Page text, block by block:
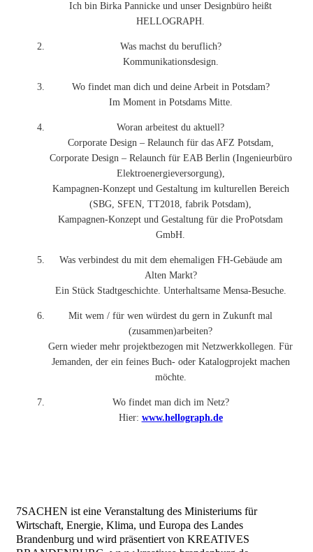
Ich bin Birka Pannicke und unser Designbüro heißt
HELLOGRAPH.
Was machst du beruflich?
Kommunikationsdesign.
Wo findet man dich und deine Arbeit in Potsdam?
Im Moment in Potsdams Mitte.
Woran arbeitest du aktuell?
Corporate Design – Relaunch für das AFZ Potsdam,
Corporate Design – Relaunch für EAB Berlin (Ingenieurbüro
Elektroenergieversorgung),
Kampagnen-Konzept und Gestaltung im kulturellen Bereich
(SBG, SFEN, TT2018, fabrik Potsdam),
Kampagnen-Konzept und Gestaltung für die ProPotsdam
GmbH.
Was verbindest du mit dem ehemaligen FH-Gebäude am
Alten Markt?
Ein Stück Stadtgeschichte. Unterhaltsame Mensa-Besuche.
Mit wem / für wen würdest du gern in Zukunft mal
(zusammen)arbeiten?
Gern wieder mehr projektbezogen mit Netzwerkkollegen. Für
Jemanden, der ein feines Buch- oder Katalogprojekt machen
möchte.
Wo findet man dich im Netz?
Hier: www.hellograph.de
7SACHEN ist eine Veranstaltung des Ministeriums für
Wirtschaft, Energie, Klima, und Europa des Landes
Brandenburg und wird präsentiert von KREATIVES